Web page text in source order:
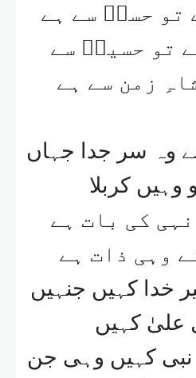
تو حسنؑ سے ہے
تو حسینؑ سے
زمن سے ہے
وہ سر جدا جہاں
کربلا
کی بات ہے
وہی ذات ہے
خدا کہیں جنہیں
علیٰ کہیں
کہیں وہی جن